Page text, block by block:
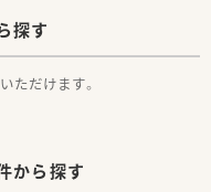
探す
ただけます。
から探す